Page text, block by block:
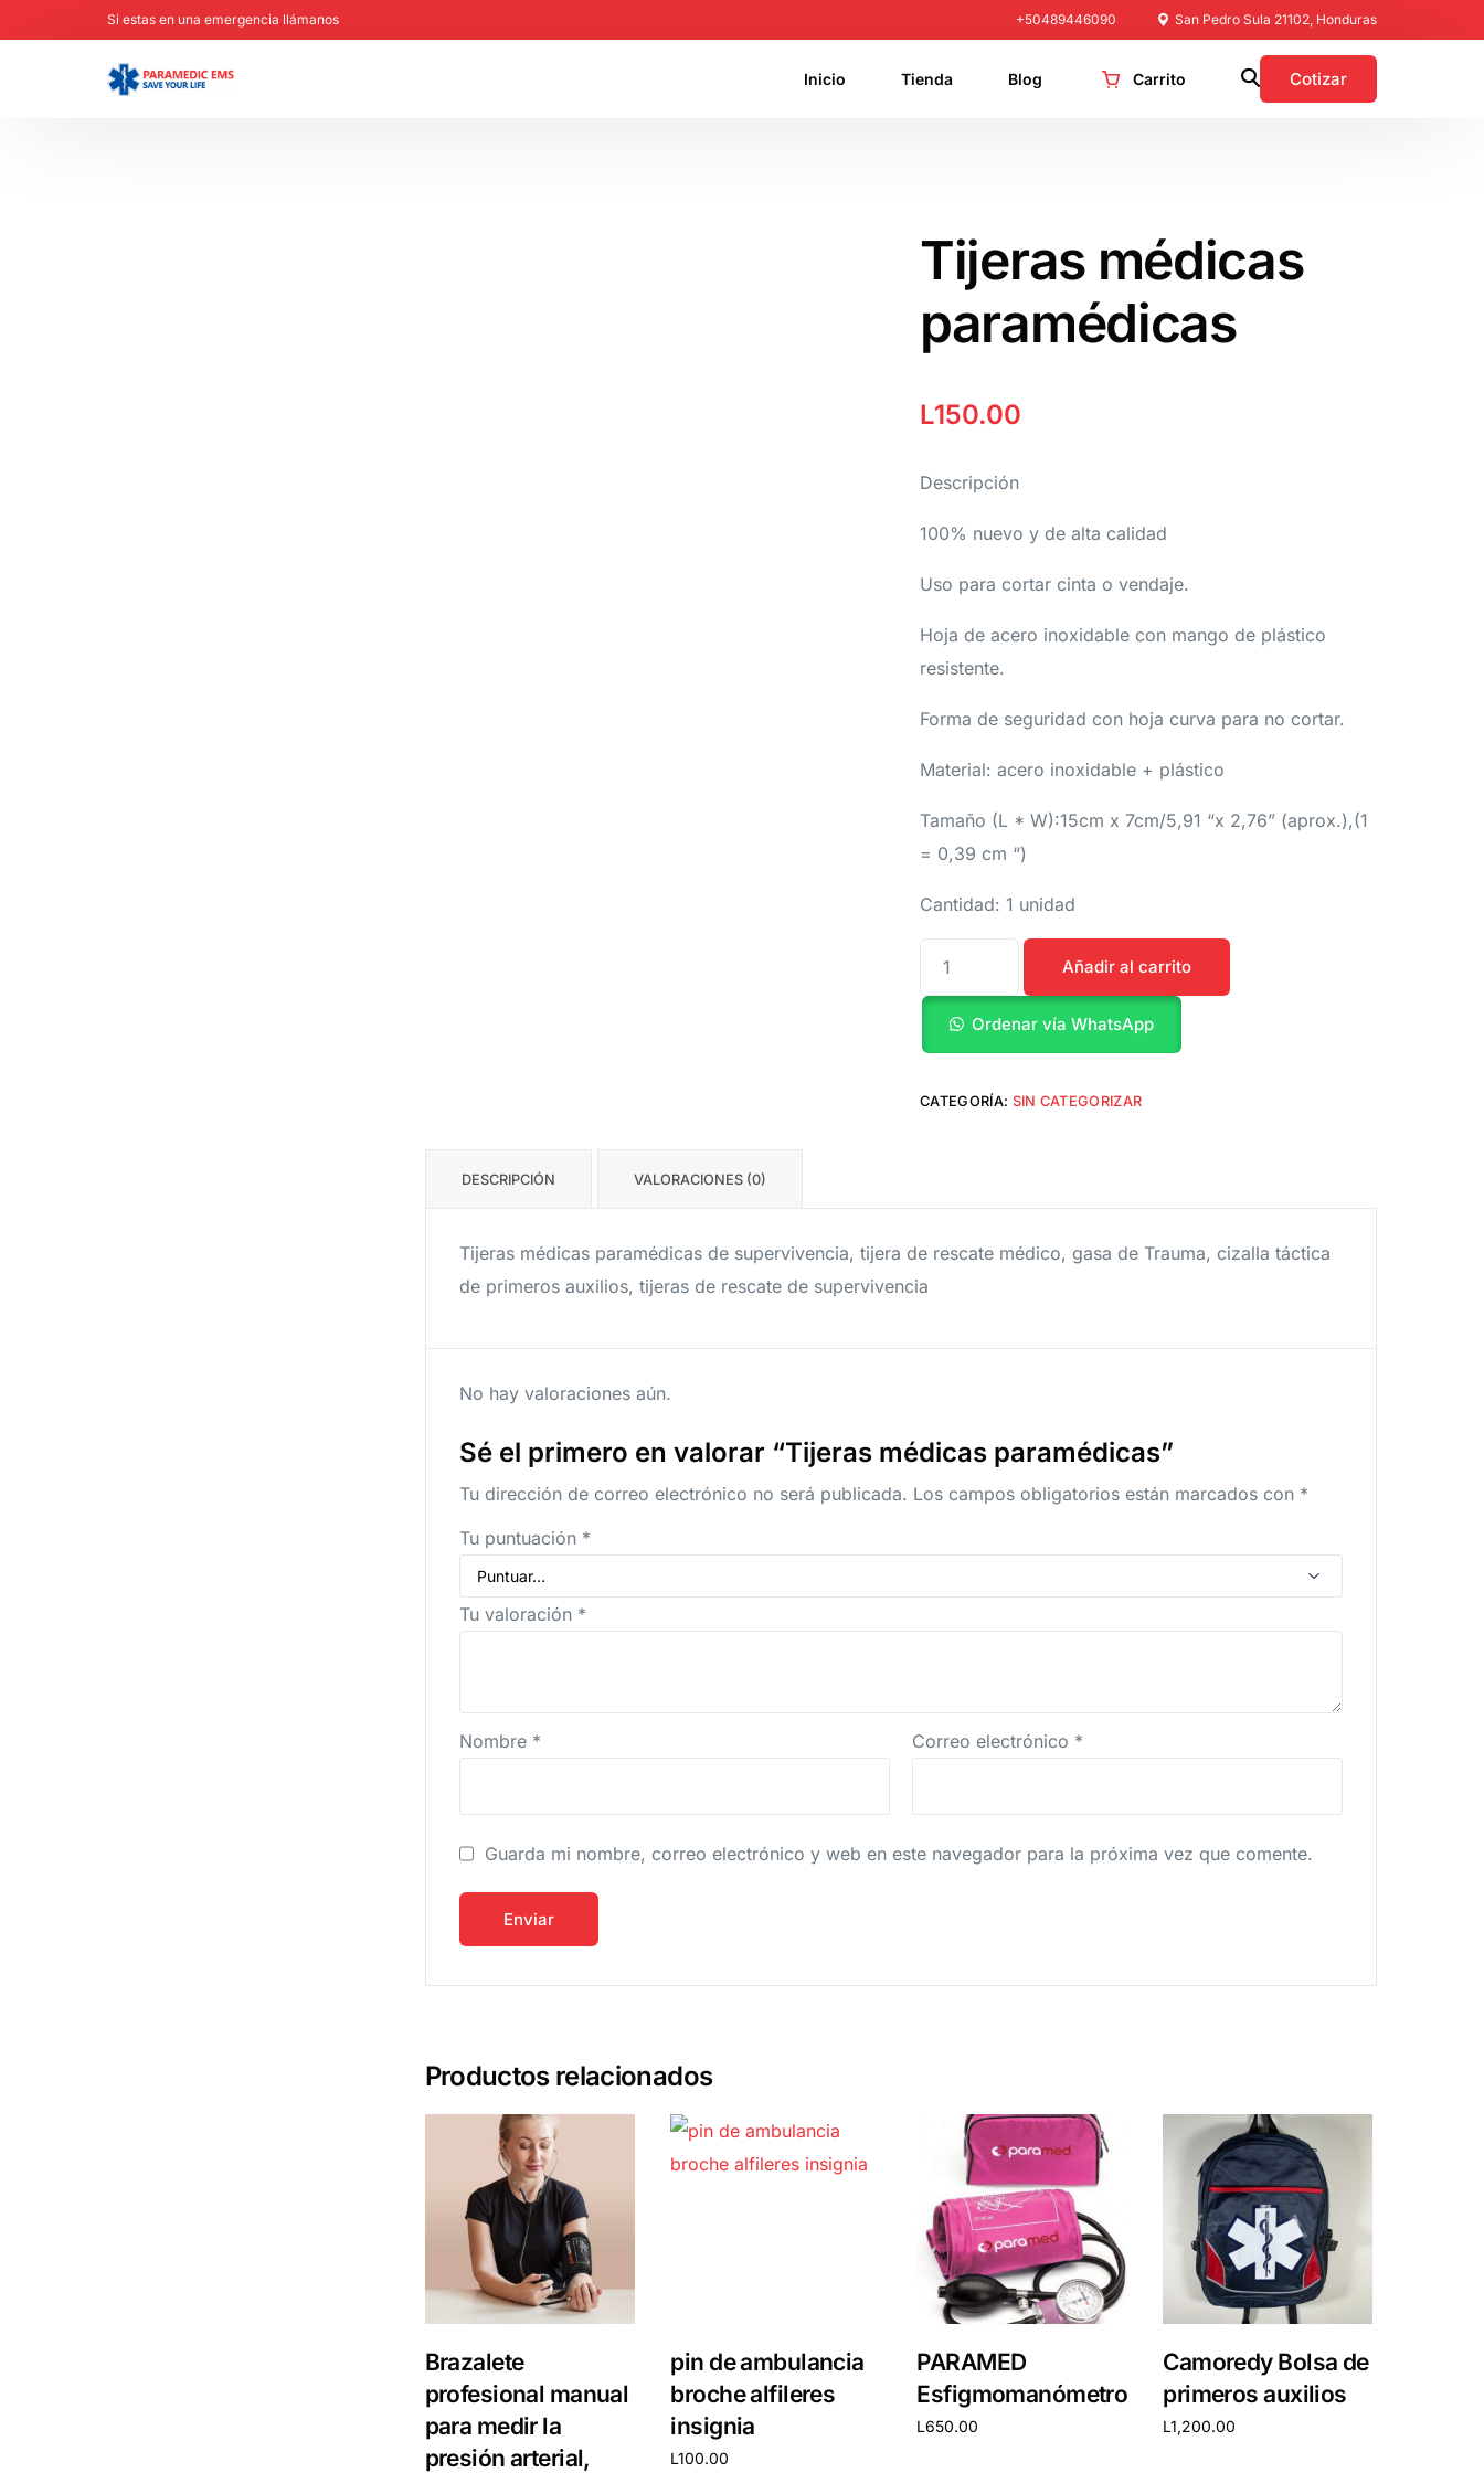
Si estas en una emergencia llámanos +50489446090 San Pedro Sula 21102, Honduras
Inicio Tienda Blog Carrito Cotizar
Tijeras médicas
paramédicas
L150.00
Descripción
100% nuevo y de alta calidad
Uso para cortar cinta o vendaje.
Hoja de acero inoxidable con mango de plástico
resistente.
Forma de seguridad con hoja curva para no cortar.
Material: acero inoxidable + plástico
Tamaño (L * W):15cm x 7cm/5,91 “x 2,76” (aprox.),(1
= 0,39 cm “)
Cantidad: 1 unidad
Añadir al carrito
Ordenar vía WhatsApp
CATEGORÍA: SIN CATEGORIZAR
DESCRIPCIÓN VALORACIONES (0)
Tijeras médicas paramédicas de supervivencia, tijera de rescate médico, gasa de Trauma, cizalla táctica
de primeros auxilios, tijeras de rescate de supervivencia
No hay valoraciones aún.
Sé el primero en valorar “Tijeras médicas paramédicas”
Tu dirección de correo electrónico no será publicada. Los campos obligatorios están marcados con *
Tu puntuación *
Tu valoración *
Nombre * Correo electrónico *
Guarda mi nombre, correo electrónico y web en este navegador para la próxima vez que comente.
Productos relacionados
Brazalete
profesional manual
para medir la
presión arterial,
pin de ambulancia
broche alfileres
insignia
L100.00
PARAMED
Esfigmomanómetro
L650.00
Camoredy Bolsa de
primeros auxilios
L1,200.00